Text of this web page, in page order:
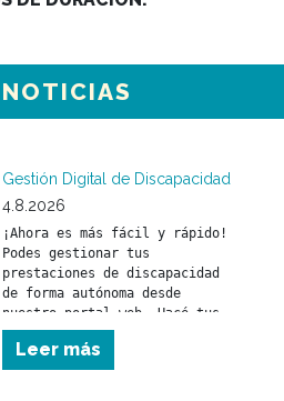
Gestión Digital de Discapacidad
4.8.2026
¡Ahora es más fácil y rápido!
Podes gestionar tus
prestaciones de discapacidad
de forma autónoma desde
nuestro portal web. Hacé tus
trámites en el momento que lo
necesites y sin moverte de tu
casa.
Leer más